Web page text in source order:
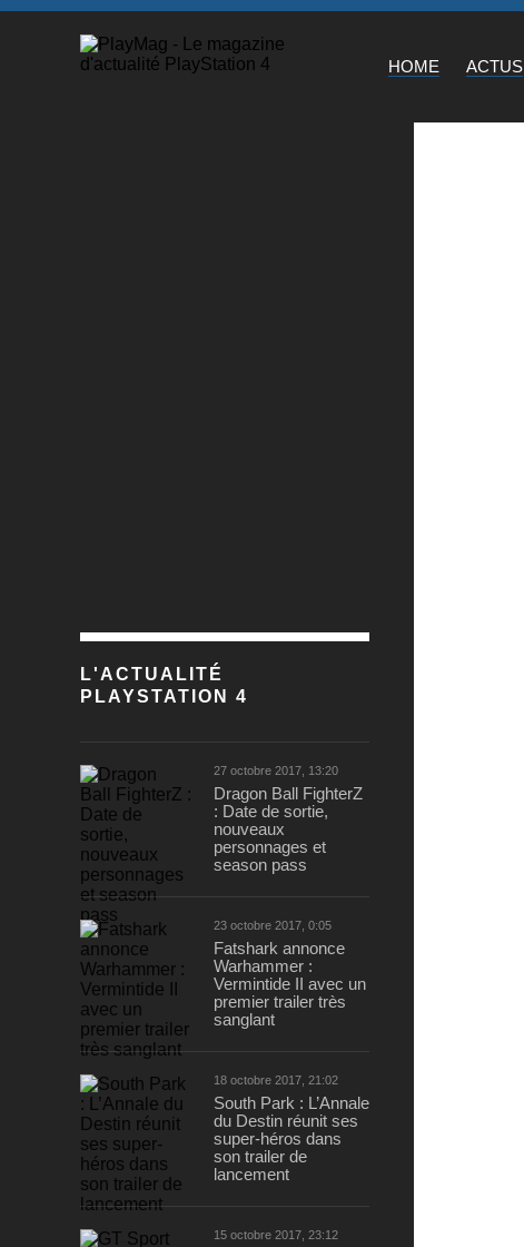
HOME ACTUS
L'ACTUALITÉ
PLAYSTATION 4
27 octobre 2017, 13:20
Dragon Ball FighterZ
: Date de sortie,
nouveaux
personnages et
season pass
23 octobre 2017, 0:05
Fatshark annonce
Warhammer :
Vermintide II avec un
premier trailer très
sanglant
18 octobre 2017, 21:02
South Park : L’Annale
du Destin réunit ses
super-héros dans
son trailer de
lancement
15 octobre 2017, 23:12